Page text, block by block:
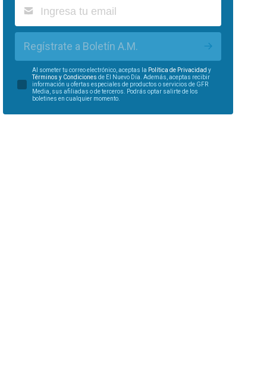
Regístrate a Boletín A.M.
Al someter tu correo electrónico, aceptas la Política de Privacidad y
Términos y Condiciones de El Nuevo Día. Además, aceptas recibir
información u ofertas especiales de productos o servicios de GFR
Media, sus afiliadas o de terceros. Podrás optar salirte de los
boletines en cualquier momento.